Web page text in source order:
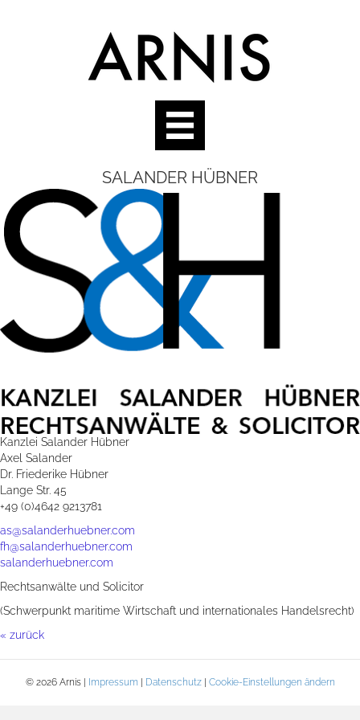
SALANDER HÜBNER
Kanzlei Salander Hübner
Axel Salander
Dr. Friederike Hübner
Lange Str. 45
+49 (0)‭4642 9213781‬
as@salanderhuebner.com
fh@salanderhuebner.com
salanderhuebner.com
Rechtsanwälte und Solicitor
(Schwerpunkt maritime Wirtschaft und internationales Handelsrecht)
« zurück
© 2026 Arnis | Impressum| Datenschutz| Cookie-Einstellungen ändern